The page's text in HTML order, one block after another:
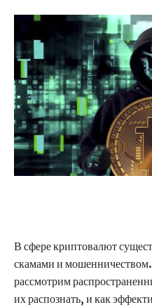
В сфере криптовалют
скамами и
рассмотрим
их распознать, и как